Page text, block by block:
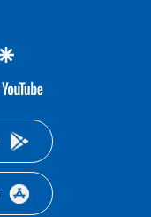
google
youtube-